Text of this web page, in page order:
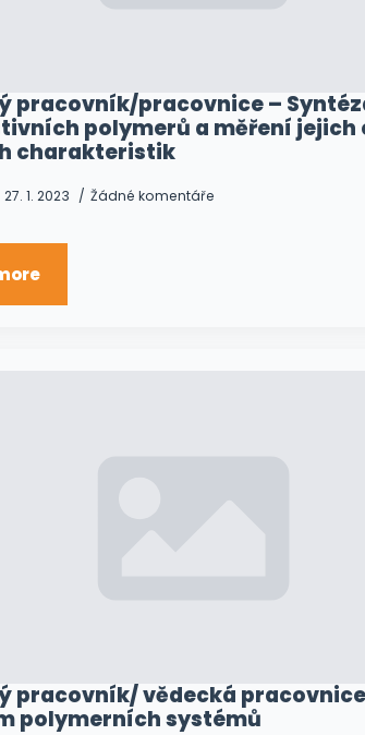
pracovník/pracovnice –
polymerů a měření
charakteristik
27. 1. 2023 Žádné komentáře
pracovník/ vědecká
polymerních systémů